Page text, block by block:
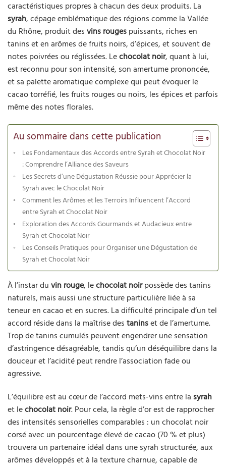
caractéristiques propres à chacun des deux produits. La
syrah, cépage emblématique des régions comme la Vallée
du Rhône, produit des vins rouges puissants, riches en
tanins et en arômes de fruits noirs, d’épices, et souvent de
notes poivrées ou réglissées. Lechocolat noir, quant à lui,
est reconnu pour son intensité, son amertume prononcée,
et sa palette aromatique complexe qui peut évoquer le
cacao torréfié, les fruits rouges ou noirs, les épices et parfois
même des notes florales.
Au sommaire dans cette publication
Les Fondamentaux des Accords entre Syrah et Chocolat Noir
: Comprendre l’Alliance des Saveurs
Les Secrets d’une Dégustation Réussie pour Apprécier la
Syrah avec le Chocolat Noir
Comment les Arômes et les Terroirs Influencent l’Accord
entre Syrah et Chocolat Noir
Exploration des Accords Gourmands et Audacieux entre
Syrah et Chocolat Noir
Les Conseils Pratiques pour Organiser une Dégustation de
Syrah et Chocolat Noir
À l’instar du vin rouge, lechocolat noirpossède des tanins
naturels, mais aussi une structure particulière liée à sa
teneur en cacao et en sucres. La difficulté principale d’un tel
accord réside dans la maîtrise des taninset de l’amertume.
Trop de tanins cumulés peuvent engendrer une sensation
d’astringence désagréable, tandis qu’un déséquilibre dans la
douceur et l’acidité peut rendre l’association fade ou
agressive.
L’équilibre est au cœur de l’accord mets-vins entre la syrah
et lechocolat noir. Pour cela, la règle d’or est de rapprocher
des intensités sensorielles comparables : un chocolat noir
corsé avec un pourcentage élevé de cacao (70 % et plus)
trouvera un partenaire idéal dans une syrah structurée, aux
arômes développés et à la texture charnue, capable de